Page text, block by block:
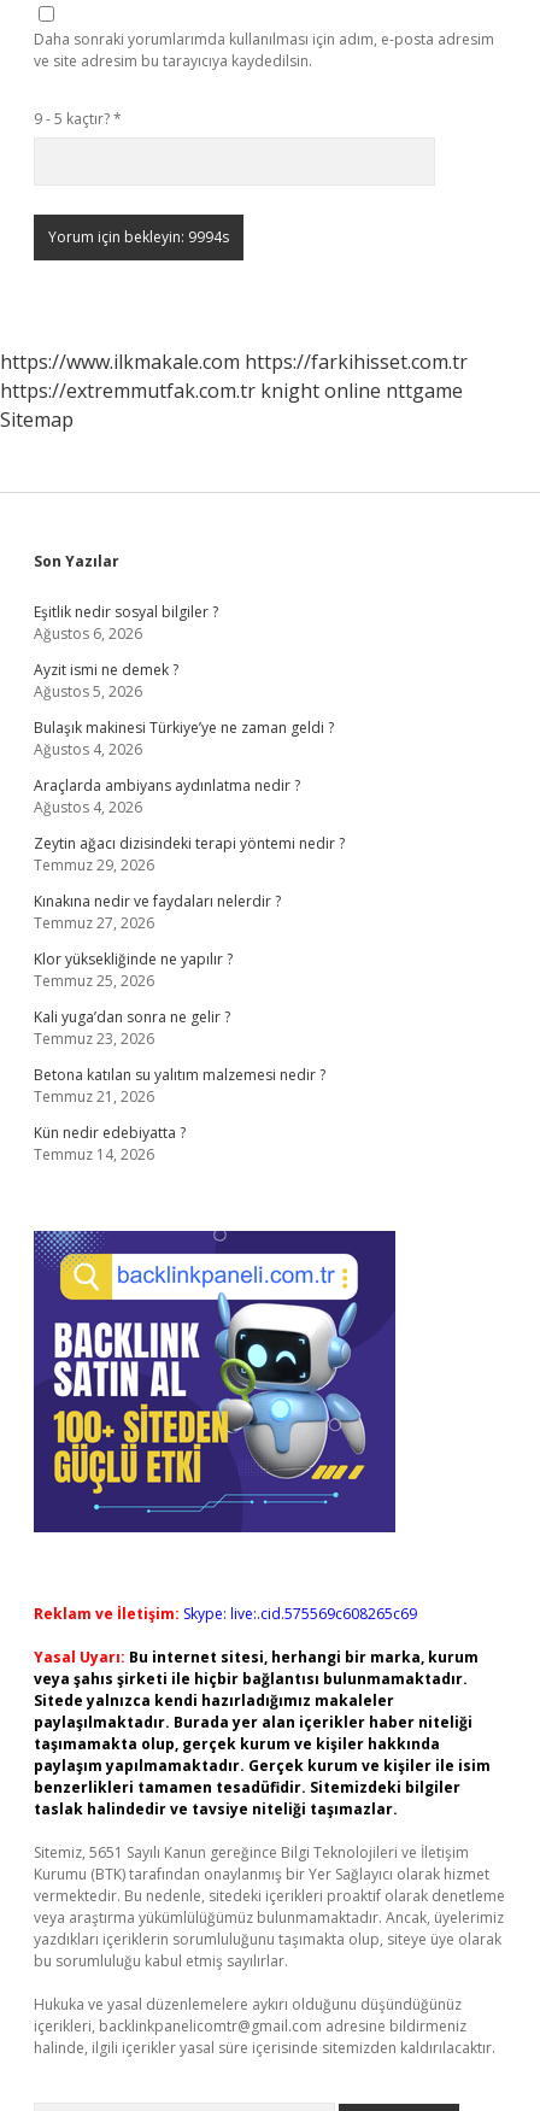
Daha sonraki yorumlarımda kullanılması için adım, e-posta adresim
ve site adresim bu tarayıcıya kaydedilsin.
9 - 5 kaçtır?*
https://www.ilkmakale.com https://farkihisset.com.tr
https://extremmutfak.com.tr knight online nttgame
Sitemap
Sidebar
Son Yazılar
Eşitlik nedir sosyal bilgiler ?
Ağustos 6, 2026
Ayzit ismi ne demek ?
Ağustos 5, 2026
Bulaşık makinesi Türkiye’ye ne zaman geldi ?
Ağustos 4, 2026
Araçlarda ambiyans aydınlatma nedir ?
Ağustos 4, 2026
Zeytin ağacı dizisindeki terapi yöntemi nedir ?
Temmuz 29, 2026
Kınakına nedir ve faydaları nelerdir ?
Temmuz 27, 2026
Klor yüksekliğinde ne yapılır ?
Temmuz 25, 2026
Kali yuga’dan sonra ne gelir ?
Temmuz 23, 2026
Betona katılan su yalıtım malzemesi nedir ?
Temmuz 21, 2026
Kün nedir edebiyatta ?
Temmuz 14, 2026
Reklam ve İletişim: Skype: live:.cid.575569c608265c69
Yasal Uyarı: Bu internet sitesi, herhangi bir marka, kurum
veya şahıs şirketi ile hiçbir bağlantısı bulunmamaktadır.
Sitede yalnızca kendi hazırladığımız makaleler
paylaşılmaktadır. Burada yer alan içerikler haber niteliği
taşımamakta olup, gerçek kurum ve kişiler hakkında
paylaşım yapılmamaktadır. Gerçek kurum ve kişiler ile isim
benzerlikleri tamamen tesadüfidir. Sitemizdeki bilgiler
taslak halindedir ve tavsiye niteliği taşımazlar.
Sitemiz, 5651 Sayılı Kanun gereğince Bilgi Teknolojileri ve İletişim
Kurumu (BTK) tarafından onaylanmış bir Yer Sağlayıcı olarak hizmet
vermektedir. Bu nedenle, sitedeki içerikleri proaktif olarak denetleme
veya araştırma yükümlülüğümüz bulunmamaktadır. Ancak, üyelerimiz
yazdıkları içeriklerin sorumluluğunu taşımakta olup, siteye üye olarak
bu sorumluluğu kabul etmiş sayılırlar.
Hukuka ve yasal düzenlemelere aykırı olduğunu düşündüğünüz
içerikleri, backlinkpanelicomtr@gmail.com adresine bildirmeniz
halinde, ilgili içerikler yasal süre içerisinde sitemizden kaldırılacaktır.